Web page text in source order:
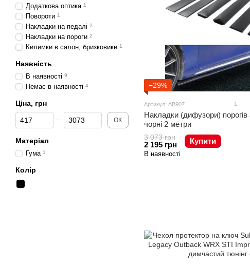
−29%
Артикул: AB907 1
Накладки (дифузори) порогів
чорні 2 метри
3 073 грн
2 195 грн Купити
В наявності
Додаткова оптика 1
Повороти 1
Накладки на педалі 2
Накладки на пороги 2
Килимки в салон, бризковики 1
Наявність
В наявності 9
Немає в наявності 4
Ціна, грн
Від Ціна, грн
До Ціна, грн ОК
Матеріал
Гума 1
Колір